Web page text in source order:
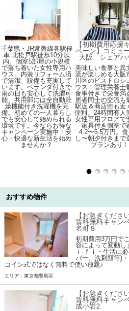
千葉県・JR常磐線各駅停
車 北松戸駅徒歩10分以
内。個室5部屋の小規模
で落ち着いた女性専用ハ
ウス。内装リフォーム済
で清潔、設備も充実して
います。ベランダ付きで
雨の日も安心して洗濯可
能、共用部には全自動乾
燥機能付き洗濯機を完
備。初めての一人暮らし
でも安心して始められる
環境です。今ならお得な
キャンペーン実施中！安
心・快適な新生活を始め
ませんか？
【初期費用応援
ペーン】コミュ
大阪 シェアハ
美味しい食事と異
流が楽しめる大阪
川区のビストロシ
ウス！管理栄養士
食事付きで栄養満
居者同士の交流も
駅近＆商店街も近
便利。24時間有人
女性専用フロアで
家具付き個室で
4.2〜5.5万円。
し〜朝夕付きまで
プランあり！
おすすめ物件
【お急ぎくださ
賃料無料キャン
名町８
初期費用3万円で
容によって変動し
ｉ-ｆｉ・生活に
パー、洗剤類等)
コイン式ではなく無料で使い放題♪
エリア：東京都豊島区
【お急ぎくださ
賃料無料キャン
成小岩2